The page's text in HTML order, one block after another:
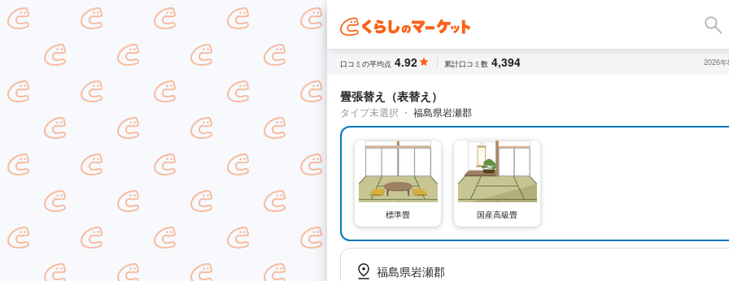
口コミの平均点 4.92 累計口コミ数 4,394 2026
畳張替え（表替え）
タイプ未選択 ・ 福島県岩瀬郡
標準畳 国産高級畳
福島県岩瀬郡